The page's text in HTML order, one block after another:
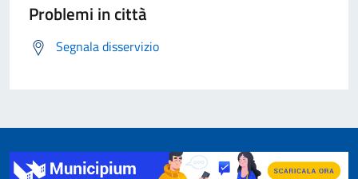
Problemi in città
Segnala disservizio